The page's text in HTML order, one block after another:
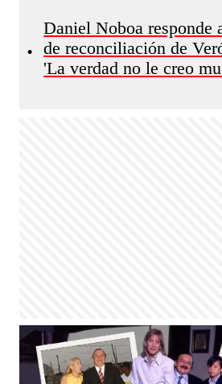
•
Daniel Noboa responde
de reconciliación de
'La verdad no le creo